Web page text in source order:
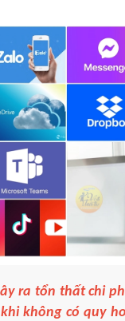
ra tổn thất chi
không có quy